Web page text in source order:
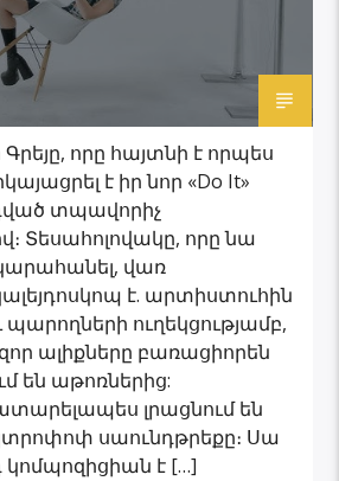
որը հայտնի է որպես
է իր նոր «Do It»
տպավորիչ
Տեսահոլովակը, որը նա
վառ
է. արտիստուհին
պարողների ուղեկցությամբ,
ալիքները բառացիորեն
են աթոռներից:
լրացնում են
սաունդթրեքը։ Սա
կոմպոզիցիան է […]